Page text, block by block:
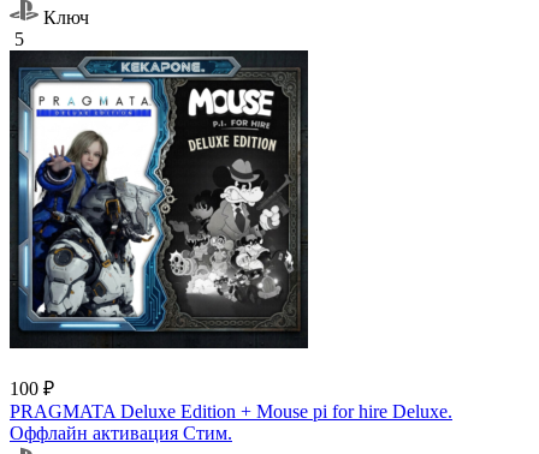
Ключ
5
100 ₽
PRAGMATA Deluxe Edition + Mouse pi for hire Deluxe.
Оффлайн активация Cтим.